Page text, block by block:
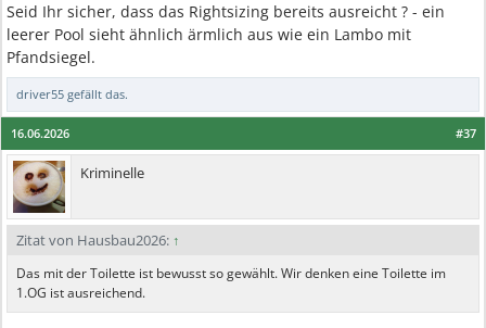
Seid Ihr sicher, dass das Rightsizing bereits ausreicht ? - ein
leerer Pool sieht ähnlich ärmlich aus wie ein Lambo mit
Pfandsiegel.
driver55 gefällt das.
#37
16.06.2026
Kriminelle
Zitat von Hausbau2026: ↑
Das mit der Toilette ist bewusst so gewählt. Wir denken eine Toilette im
1.OG ist ausreichend.